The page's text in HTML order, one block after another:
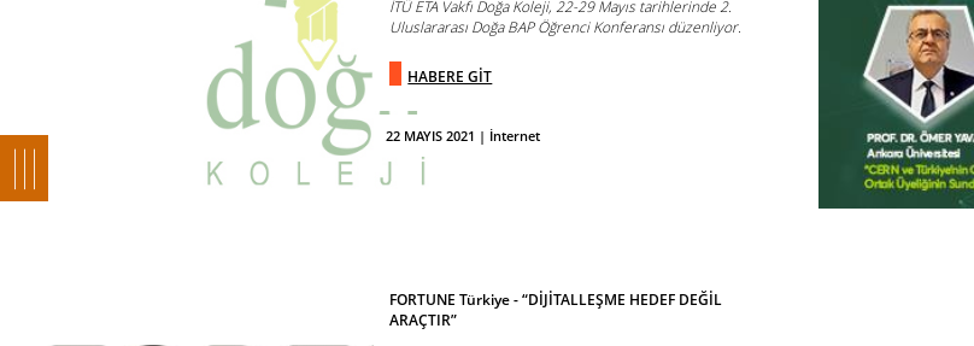
22 MAYIS 2021 | İnternet
İTÜ ETA Vakfı Doğa Koleji, 22-29 Mayıs tarihlerinde 2.
Uluslararası Doğa BAP Öğrenci Konferansı düzenliyor.
HABERE GİT
FORTUNE Türkiye - “DİJİTALLEŞME HEDEF DEĞİL
ARAÇTIR”